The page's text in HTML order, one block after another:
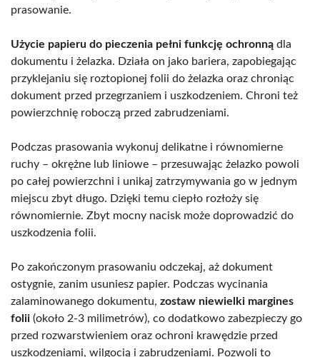
prasowanie.
Użycie papieru do pieczenia pełni funkcję ochronną dla
dokumentu i żelazka. Działa on jako bariera, zapobiegając
przyklejaniu się roztopionej folii do żelazka oraz chroniąc
dokument przed przegrzaniem i uszkodzeniem. Chroni też
powierzchnię roboczą przed zabrudzeniami.
Podczas prasowania wykonuj delikatne i równomierne
ruchy – okrężne lub liniowe – przesuwając żelazko powoli
po całej powierzchni i unikaj zatrzymywania go w jednym
miejscu zbyt długo. Dzięki temu ciepło rozłoży się
równomiernie. Zbyt mocny nacisk może doprowadzić do
uszkodzenia folii.
Po zakończonym prasowaniu odczekaj, aż dokument
ostygnie, zanim usuniesz papier. Podczas wycinania
zalaminowanego dokumentu, zostaw niewielki margines
folii (około 2-3 milimetrów), co dodatkowo zabezpieczy go
przed rozwarstwieniem oraz ochroni krawędzie przed
uszkodzeniami, wilgocią i zabrudzeniami. Pozwoli to